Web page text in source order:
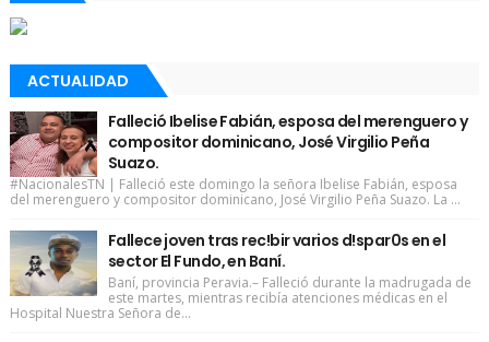
ACTUALIDAD
Falleció Ibelise Fabián, esposa del merenguero y
compositor dominicano, José Virgilio Peña
Suazo.
#NacionalesTN | Falleció este domingo la señora Ibelise Fabián, esposa
del merenguero y compositor dominicano, José Virgilio Peña Suazo. La ...
Fallece joven tras rec!bir varios d!spar0s en el
sector El Fundo, en Baní.
Baní, provincia Peravia.– Falleció durante la madrugada de
este martes, mientras recibía atenciones médicas en el
Hospital Nuestra Señora de...